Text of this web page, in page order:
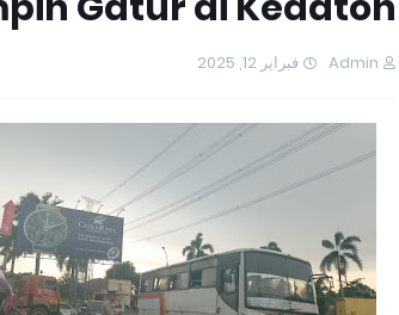
Admin فبراير 12, 2025